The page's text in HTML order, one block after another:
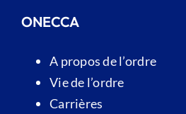
ONECCA
A propos de l’ordre
Vie de l’ordre
Carrières